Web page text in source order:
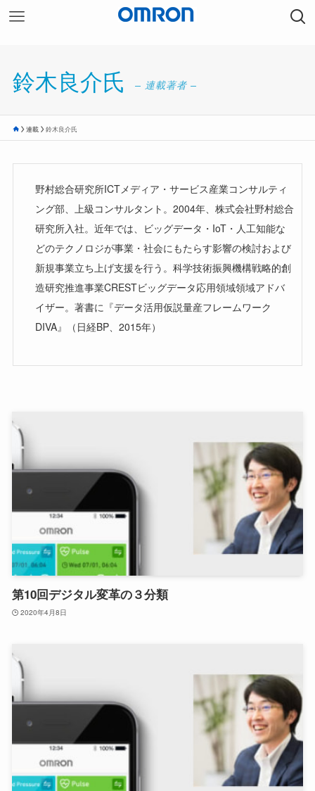
鈴木良介氏 – 連載著者 –
連載 鈴木良介氏
野村総合研究所ICTメディア・サービス産業コンサルティ
ング部、上級コンサルタント。2004年、株式会社野村総合
研究所入社。近年では、ビッグデータ・IoT・人工知能な
どのテクノロジが事業・社会にもたらす影響の検討および
新規事業立ち上げ支援を行う。科学技術振興機構戦略的創
造研究推進事業CRESTビッグデータ応用領域領域アドバ
イザー。著書に『データ活用仮説量産フレームワーク
DIVA』（日経BP、2015年）
第10回デジタル変革の３分類
2020年4月8日